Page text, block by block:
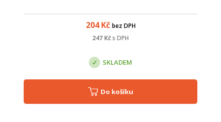
204Kč bez DPH
247 Kčs DPH
SKLADEM
Do košíku